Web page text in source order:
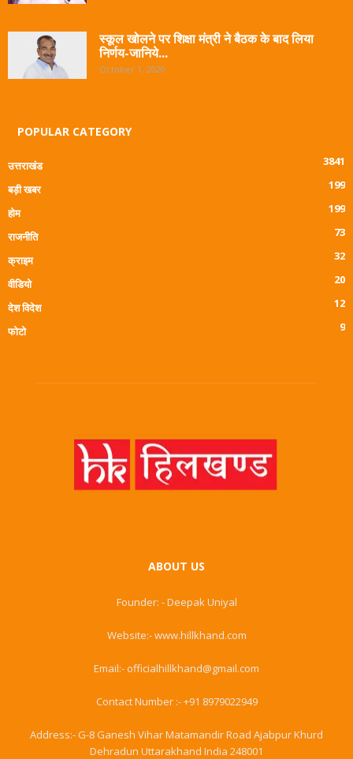
स्कूल खोलने पर शिक्षा मंत्री ने बैठक के बाद लिया
निर्णय-जानिये...
October 1, 2020
POPULAR CATEGORY
उत्तराखंड
3841
बड़ी खबर
199
होम
199
राजनीति
73
क्राइम
32
वीडियो
20
देश विदेश
12
फोटो
9
ABOUT US
Founder: - Deepak Uniyal
Website:- www.hillkhand.com
Email:- officialhillkhand@gmail.com
Contact Number :- +91 8979022949
Address:- G-8 Ganesh Vihar Matamandir Road Ajabpur Khurd
Dehradun Uttarakhand India 248001